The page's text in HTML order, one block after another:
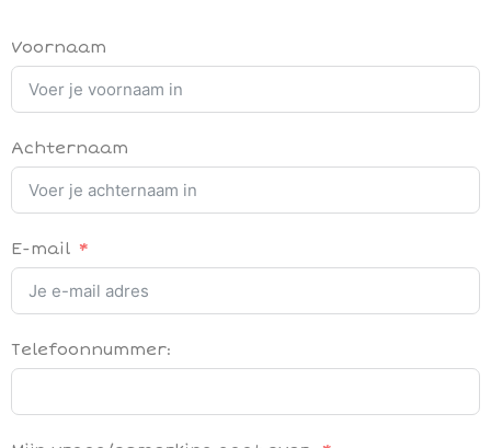
Voornaam
Achternaam
E-mail
Telefoonnummer: